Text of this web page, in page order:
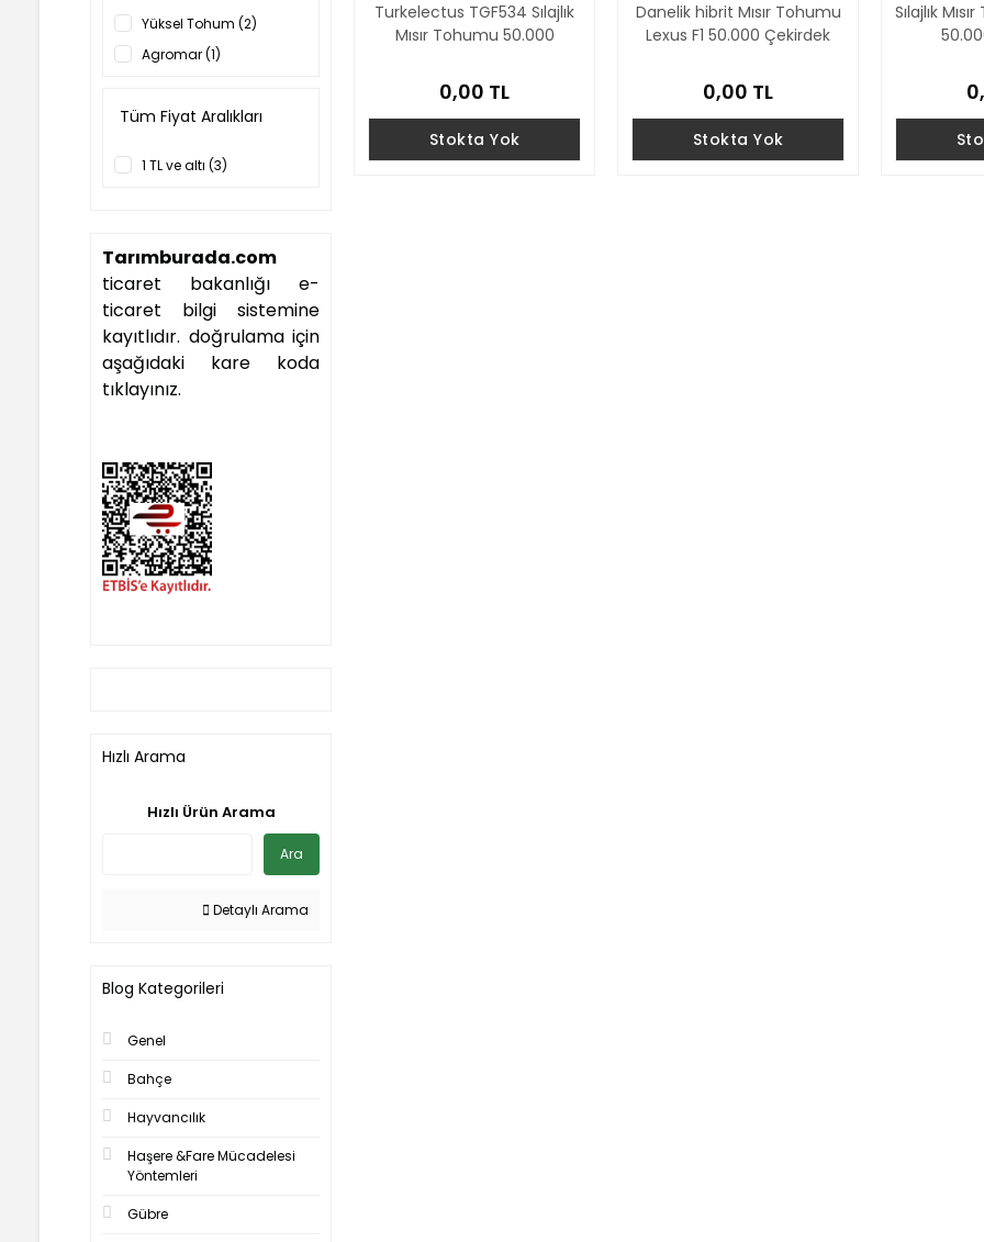
Yüksel Tohum (2)
Agromar (1)
Tüm Fiyat Aralıkları
1 TL ve altı (3)
Tarımburada.com
ticaret bakanlığı e-
ticaret bilgi sistemine
kayıtlıdır. doğrulama için
aşağıdaki kare koda
tıklayınız.
Hızlı Arama
Hızlı Ürün Arama
Ara
Detaylı Arama
Blog Kategorileri
Genel
Bahçe
Hayvancılık
Haşere &Fare Mücadelesi
Yöntemleri
Gübre
Turkelectus TGF534 Sılajlık
Mısır Tohumu 50.000
0,00 TL
Stokta Yok
Danelik hibrit Mısır Tohumu
Lexus F1 50.000 Çekirdek
0,00 TL
Stokta Yok
Sılajlık